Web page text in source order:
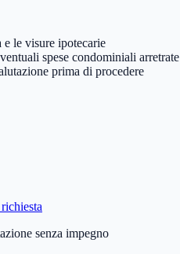
e le visure ipotecarie
spese condominiali arretrate
prima di procedere
senza impegno